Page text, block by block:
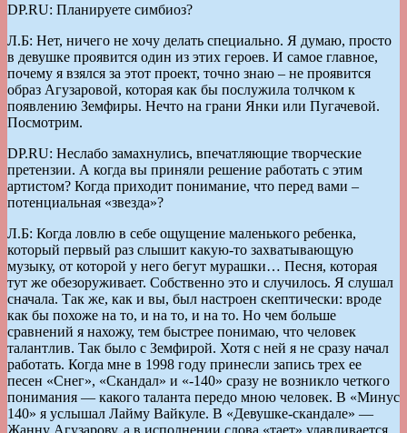
DP.RU: Планируете симбиоз?
Л.Б: Нет, ничего не хочу делать специально. Я думаю, просто
в девушке проявится один из этих героев. И самое главное,
почему я взялся за этот проект, точно знаю – не проявится
образ Агузаровой, которая как бы послужила толчком к
появлению Земфиры. Нечто на грани Янки или Пугачевой.
Посмотрим.
DP.RU: Неслабо замахнулись, впечатляющие творческие
претензии. А когда вы приняли решение работать с этим
артистом? Когда приходит понимание, что перед вами –
потенциальная «звезда»?
Л.Б: Когда ловлю в себе ощущение маленького ребенка,
который первый раз слышит какую-то захватывающую
музыку, от которой у него бегут мурашки… Песня, которая
тут же обезоруживает. Собственно это и случилось. Я слушал
сначала. Так же, как и вы, был настроен скептически: вроде
как бы похоже на то, и на то, и на то. Но чем больше
сравнений я нахожу, тем быстрее понимаю, что человек
талантлив. Так было с Земфирой. Хотя с ней я не сразу начал
работать. Когда мне в 1998 году принесли запись трех ее
песен «Снег», «Скандал» и «-140» сразу не возникло четкого
понимания — какого таланта передо мною человек. В «Минус
140» я услышал Лайму Вайкуле. В «Девушке-скандале» —
Жанну Агузарову, а в исполнении слова «тает» улавливается